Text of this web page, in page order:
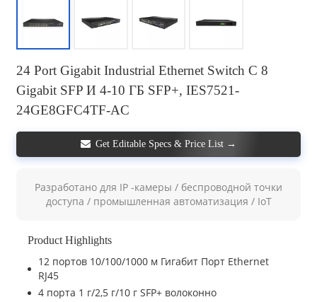
24 Port Gigabit Industrial Ethernet Switch С 8
Gigabit SFP И 4-10 ГБ SFP+, IES7521-
24GE8GFC4TF-AC
Get Editable Specs & Price List →
Разработано для IP -камеры / беспроводной точки
доступа / промышленная автоматизация / IoT
Product Highlights
12 портов 10/100/1000 м Гигабит Порт Ethernet
RJ45
4 порта 1 г/2,5 г/10 г SFP+ волоконно